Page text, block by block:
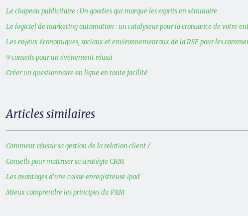
Le chapeau publicitaire : Un goodies qui marque les esprits en séminaire
Le logiciel de marketing automation : un catalyseur pour la croissance de votre
Les enjeux économiques, sociaux et environnementaux de la RSE pour les
9 conseils pour un événement réussi
Créer un questionnaire en ligne en toute facilité
Articles similaires
Comment réussir sa gestion de la relation client ?
Conseils pour maitriser sa stratégie CRM
Les avantages d’une caisse enregistreuse ipad
Mieux comprendre les principes du PXM